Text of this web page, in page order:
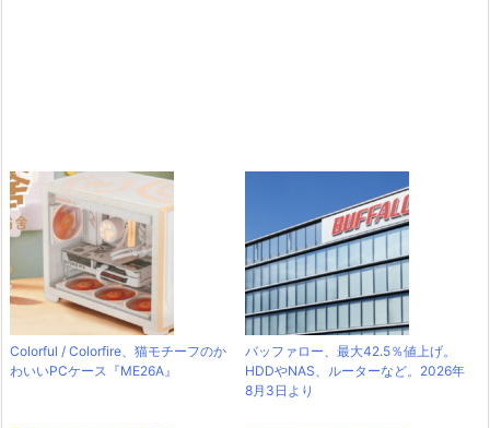
Colorful / Colorfire、猫モチーフのか
わいいPCケース『ME26A』
バッファロー、最大42.5％値上げ。
HDDやNAS、ルーターなど。2026年
8月3日より